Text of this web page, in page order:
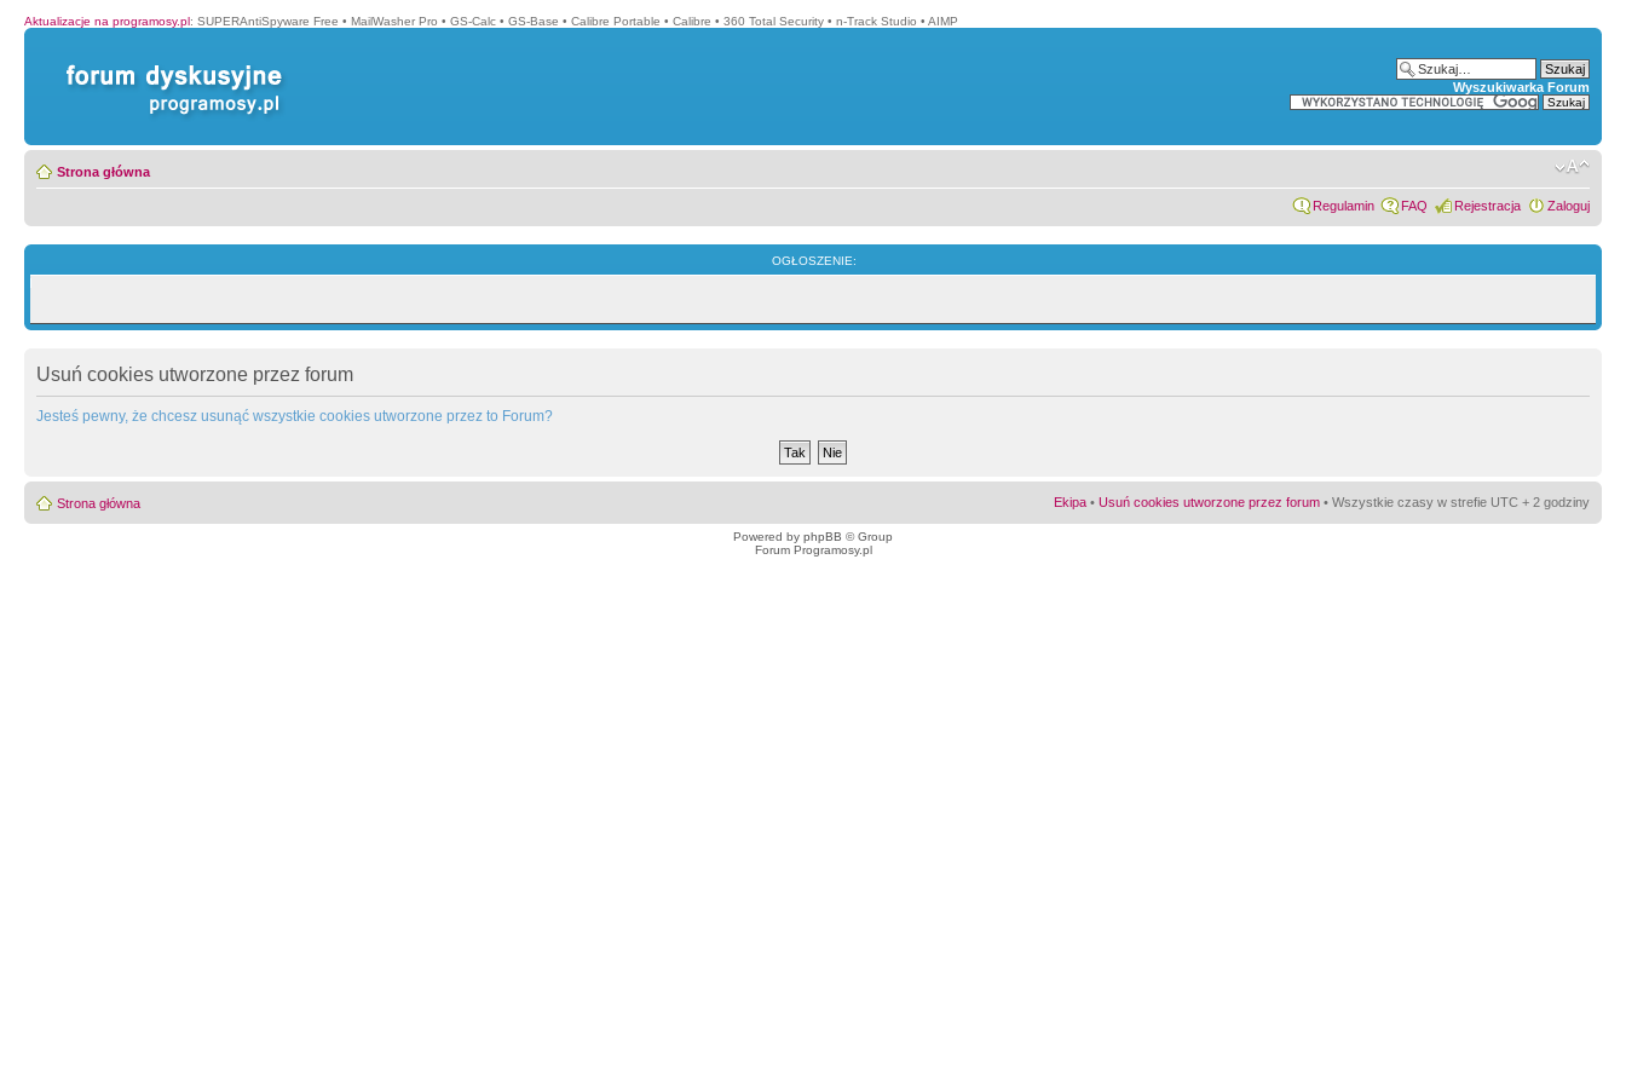
Aktualizacje na programosy.pl: SUPERAntiSpyware Free • MailWasher Pro • GS-Calc • GS-Base • Calibre Portable • Calibre • 360 Total Security • n-Track Studio • AIMP
Wyszukiwarka Forum
Strona główna
Regulamin FAQ Rejestracja Zaloguj
OGŁOSZENIE:
Usuń cookies utworzone przez forum
Jesteś pewny, że chcesz usunąć wszystkie cookies utworzone przez to Forum?
Strona główna Ekipa • Usuń cookies utworzone przez forum • Wszystkie czasy w strefie UTC + 2 godziny
Powered by phpBB © Group
Forum Programosy.pl